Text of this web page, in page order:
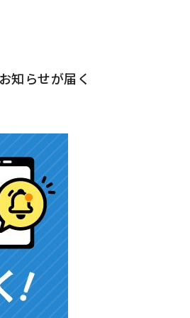
知らせが届く